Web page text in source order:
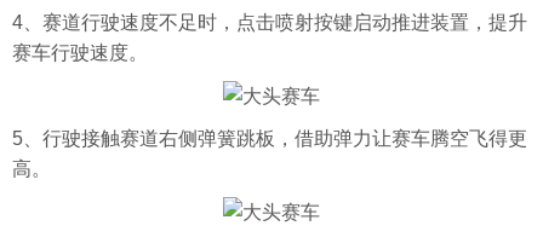
4、赛道行驶速度不足时，点击喷射按键启动推进装置，提升
赛车行驶速度。
5、行驶接触赛道右侧弹簧跳板，借助弹力让赛车腾空飞得更
高。